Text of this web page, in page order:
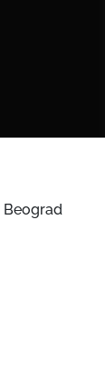
Beograd